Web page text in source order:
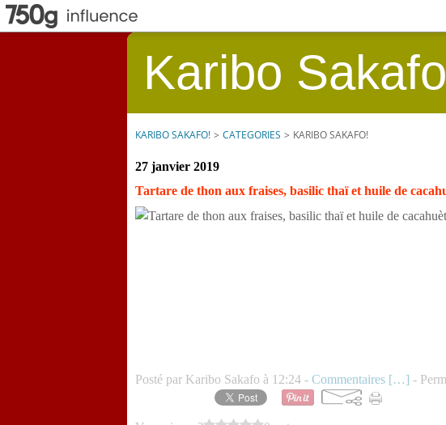
Karibo
KARIBO SAKAFO! > CATEGORIES > KARIBO SAKAFO!
27 janvier 2019
Tartare de thon aux fraises, basilic thaï et huile de
Posté par Karibo Sakafo à 12:24 - Commentaires […] -